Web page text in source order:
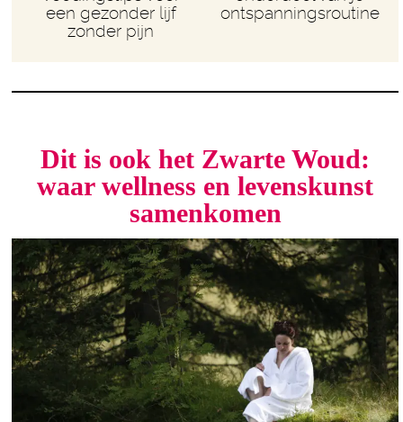
een gezonder lijf
zonder pijn
ontspanningsroutine
Dit is ook het Zwarte Woud:
waar wellness en levenskunst
samenkomen